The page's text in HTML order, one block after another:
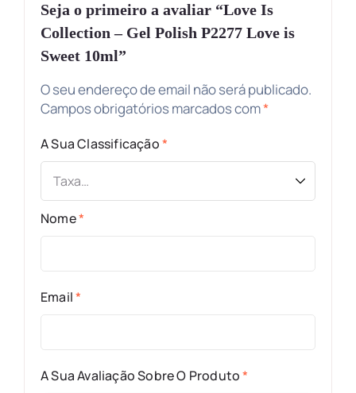
Seja o primeiro a avaliar “Love Is
Collection – Gel Polish P2277 Love is
Sweet 10ml”
O seu endereço de email não será publicado.
Campos obrigatórios marcados com*
A Sua Classificação*
A Sua Avaliação Sobre O Produto*
Nome*
Email*